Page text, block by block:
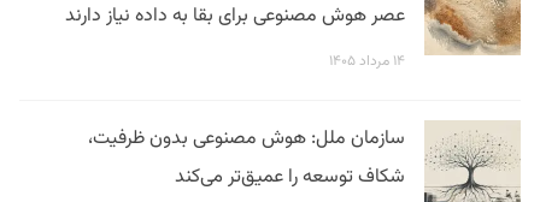
عصر هوش مصنوعی برای بقا به داده نیاز دارند
۱۴ مرداد ۱۴۰۵
سازمان ملل: هوش مصنوعی بدون ظرفیت،
شکاف توسعه را عمیق‌تر می‌کند